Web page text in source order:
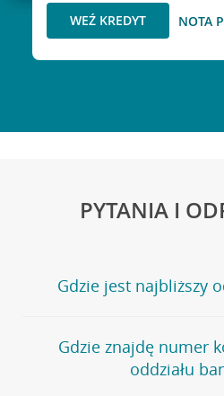
WEŹ KREDYT NOTA
PYTANIA I
Gdzie jest najbliższy
Jeśli szukasz oddziału naszego
stronęPlacówki i bankomaty, na
wygodna wyszukiwarka.
Gdzie znajdę numer
oddziału